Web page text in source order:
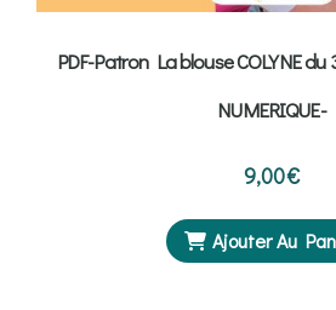
PDF-Patron La blouse COLYNE du
NUMERIQUE-
9,00€
Ajouter Au